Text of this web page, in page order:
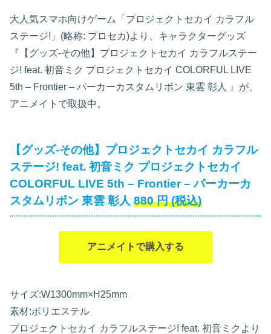
大人気スマホ向けゲーム「プロジェクトセカイ カラフル
ステージ!」(略称: プロセカ)より、キャラクターグッズ
『【グッズ-その他】プロジェクトセカイ カラフルステー
ジ! feat. 初音ミク プロジェクトセカイ COLORFUL LIVE
5th – Frontier – パーカーカスタムリボン 東雲 彰人
』が、
アニメイトで取扱中。
【グッズ-その他】プロジェクトセカイ カラフル
ステージ! feat. 初音ミク プロジェクトセカイ
COLORFUL LIVE 5th – Frontier – パーカーカ
スタムリボン 東雲 彰人 880 円 (税込)
アニメイトで購入する
サイズ:W1300mm×H25mm
素材:ポリエステル
プロジェクトセカイ カラフルステージ! feat. 初音ミクより